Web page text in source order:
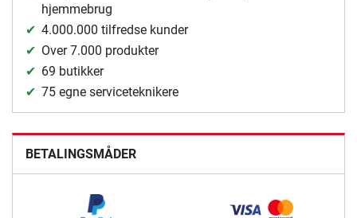
hjemmebrug
4.000.000 tilfredse kunder
Over 7.000 produkter
69 butikker
75 egne serviceteknikere
BETALINGSMÅDER